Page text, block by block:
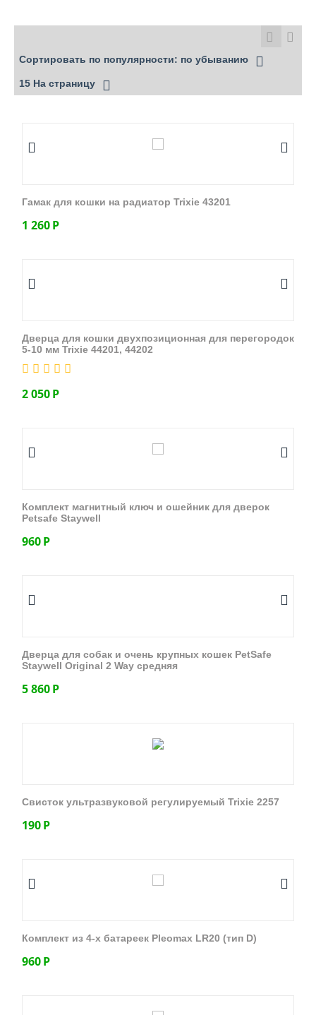
Сортировать по популярности: по убыванию
15 На страницу
Гамак для кошки на радиатор Trixie 43201
1 260Р
Дверца для кошки двухпозиционная для перегородок
5-10 мм Trixie 44201, 44202
2 050Р
Комплект магнитный ключ и ошейник для дверок
Petsafe Staywell
960Р
Дверца для собак и очень крупных кошек PetSafe
Staywell Original 2 Way средняя
5 860Р
Свисток ультразвуковой регулируемый Trixie 2257
190Р
Комплект из 4-х батареек Pleomax LR20 (тип D)
960Р